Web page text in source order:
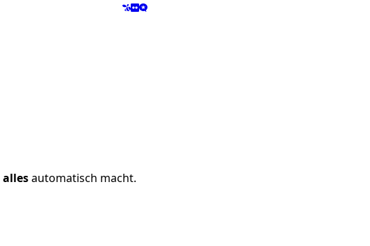
allesautomatisch macht.